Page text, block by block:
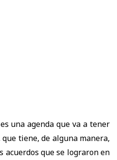
una agenda que va a tener
tiene, de alguna manera,
acuerdos que se lograron en